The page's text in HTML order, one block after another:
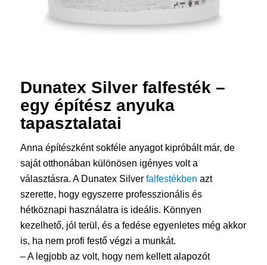
Dunatex Silver falfesték –
egy építész anyuka
tapasztalatai
Anna építészként sokféle anyagot kipróbált már, de
saját otthonában különösen igényes volt a
választásra. A Dunatex Silver falfestékben azt
szerette, hogy egyszerre professzionális és
hétköznapi használatra is ideális. Könnyen
kezelhető, jól terül, és a fedése egyenletes még akkor
is, ha nem profi festő végzi a munkát.
– A legjobb az volt, hogy nem kellett alapozót